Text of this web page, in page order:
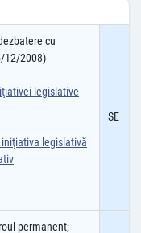
cu
12/2008)
legislative
legislativă
SE
permanent;